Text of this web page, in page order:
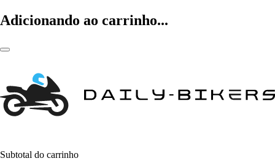
Adicionando ao carrinho...
Subtotal do carrinho